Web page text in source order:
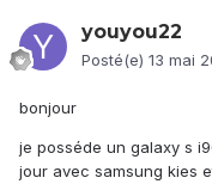
youyou22
Posté(e) 13 mai
bonjour
je posséde un galaxy s
jour avec samsung kies